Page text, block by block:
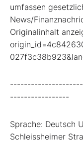
umfassen
News/
Originalinhalt
-----------------
Sprache: Deutsch
Schleissheimer